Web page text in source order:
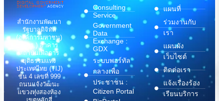
สำนักงานพัฒนา
รัฐบาลดิจิทัล
(องค์การมหาชน)
(สพร.) อาคาร
สถาบันเพื่อการ
ยุติธรรมแห่ง
ประเทศไทย (TIJ)
ชั้น 4 เลขที่ 999
ถนนแจ้งวัฒนะ
แขวงทุ่งสองห้อง
Consulting
Service
Government
Data
Exchange :
GDX
ระบบพอร์ทัล
กลางเพื่อ
ประชาชน :
Citizen Portal
แผนที่
ร่วมงานกับ
เรา
แผนผัง
เว็บไซต์
ติดต่อเรา
แจ้งเรื่องร้อง
เรียนบริการ